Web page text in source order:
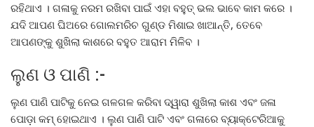
ରହିଥାଏ । ଗଳାକୁ ନରମ ରଖିବା ପାଇଁ ଏହା ବହୁତ୍ ଭଲ ଭାବେ କାମ କରେ ।
ଯଦି ଆପଣ ଘିଅରେ ଗୋଲମରିଚ ଗୁଣ୍ଡ ମିଶାଇ ଖାଆନ୍ତି, ତେବେ
ଆପଣଙ୍କୁ ଶୁଖିଲା କାଶରେ ବହୁତ ଆରାମ ମିଳିବ ।
ଲୁଣ ଓ ପାଣି :-
ଲୁଣ ପାଣି ପାଟିକୁ ନେଇ ଗଳଗଳ କରିବା ଦ୍ୱାରା ଶୁଖିଲା କାଶ ଏବଂ ଜଳା
ପୋଡ଼ା କମ୍ ହୋଇଥାଏ । ଲୁଣ ପାଣି ପାଟି ଏବଂ ଗଳାରେ ବ୍ୟାକ୍ଟେରିଆକୁ